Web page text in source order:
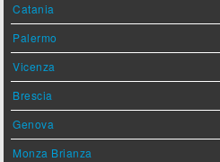
Catania
Palermo
Vicenza
Brescia
Genova
Monza Brianza